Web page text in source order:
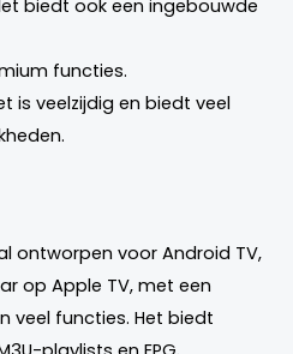
biedt ook een ingebouwde
functies.
is veelzijdig en biedt veel
ontworpen voor Android TV,
op Apple TV, met een
veel functies. Het biedt